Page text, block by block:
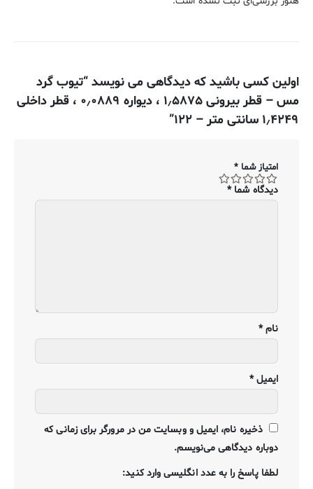
اولین کسی باشید که دیدگاهی می نویسد “تیوب گرد
مس – قطر بیرونی ۱٫۵۸۷۵ ، دیواره ۰٫۰۸۸۹ ، قطر داخلی
۱٫۴۲۴۹ سانتی متر – ۱۲۲”
امتیاز شما *
دیدگاه شما*
نام*
ایمیل*
ذخیره نام، ایمیل و وبسایت من در مرورگر برای زمانی که
دوباره دیدگاهی می‌نویسم.
لطفا پاسخ را به عدد انگلیسی وارد کنید: